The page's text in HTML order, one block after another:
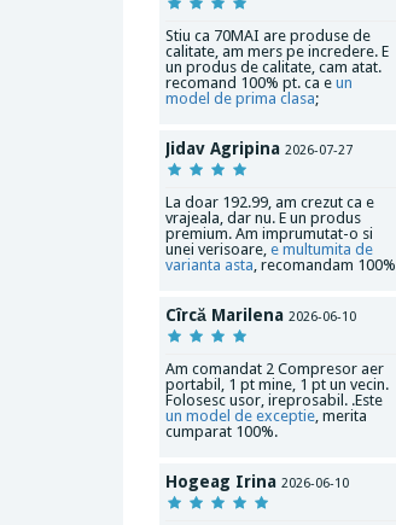
Stiu ca 70MAI are produse de
calitate, am mers pe incredere. E
un produs de calitate, cam atat.
recomand 100% pt. ca e un
model de prima clasa;
Jidav Agripina 2026-07-27
La doar 192.99, am crezut ca e
vrajeala, dar nu. E un produs
premium. Am imprumutat-o si
unei verisoare, e multumita de
varianta asta, recomandam 100%
Cîrcă Marilena 2026-06-10
Am comandat 2 Compresor aer
portabil, 1 pt mine, 1 pt un vecin.
Folosesc usor, ireprosabil. .Este
un model de exceptie, merita
cumparat 100%.
Hogeag Irina 2026-06-10